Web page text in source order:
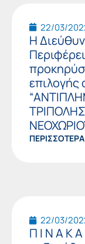
22/03/
Η
επιλογής
ΠΕΡΙΣΣΟΤΕΡΑ
22/03/
Π Ι Ν Α Κ